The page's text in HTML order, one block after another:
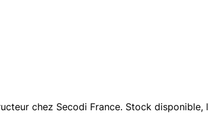
chez Secodi France. Stock